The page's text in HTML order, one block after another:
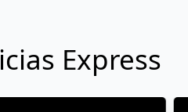
Express